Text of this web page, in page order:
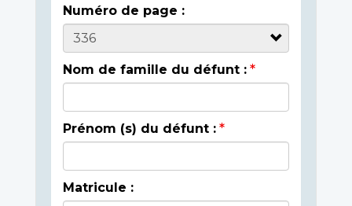
Numéro de page :
Nom de famille du défunt :
Prénom (s) du défunt :
Matricule :